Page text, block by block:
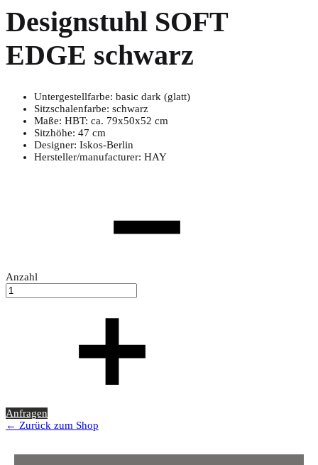
Designstuhl SOFT
EDGE schwarz
Untergestellfarbe: basic dark (glatt)
Sitzschalenfarbe: schwarz
Maße: HBT: ca. 79x50x52 cm
Sitzhöhe: 47 cm
Designer: Iskos-Berlin
Hersteller/manufacturer: HAY
Anzahl
Anfragen
← Zurück zum Shop